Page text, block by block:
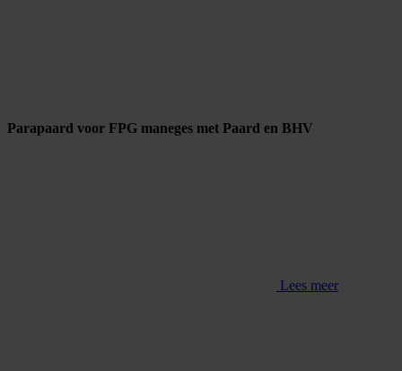
Parapaard voor FPG maneges met Paard en BHV
Lees meer